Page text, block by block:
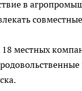
в
местных